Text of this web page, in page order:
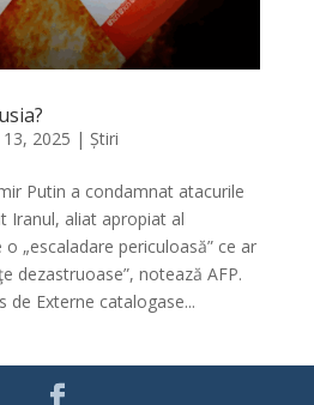
13, 2025 | Știri
Putin a condamnat atacurile
Iranul, aliat apropiat al
„escaladare periculoasă” ce ar
dezastruoase”, notează AFP.
de Externe catalogase...